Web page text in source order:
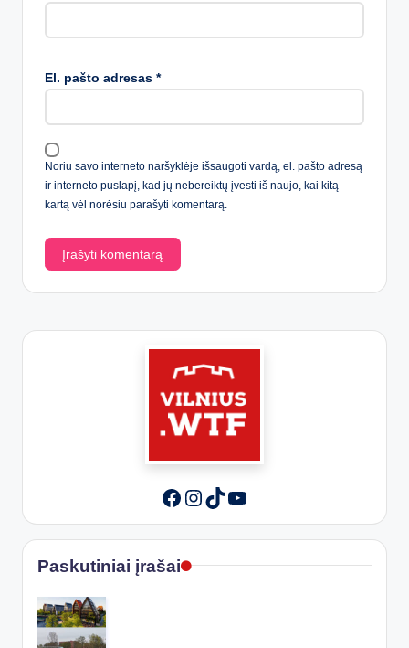
El. pašto adresas *
Noriu savo interneto naršyklėje išsaugoti vardą, el. pašto adresą
ir interneto puslapį, kad jų nebereiktų įvesti iš naujo, kai kitą
kartą vėl norėsiu parašyti komentarą.
Facebook
Instagram
TikTokYouTube
Paskutiniai įrašai